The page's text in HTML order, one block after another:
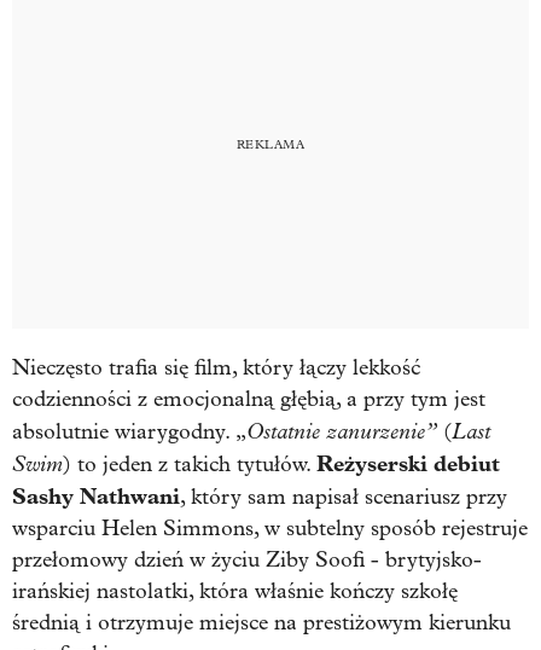
Nieczęsto trafia się film, który łączy lekkość
codzienności z emocjonalną głębią, a przy tym jest
absolutnie wiarygodny. „Ostatnie zanurzenie” (Last
Swim) to jeden z takich tytułów. Reżyserski debiut
Sashy Nathwani, który sam napisał scenariusz przy
wsparciu Helen Simmons, w subtelny sposób rejestruje
przełomowy dzień w życiu Ziby Soofi - brytyjsko-
irańskiej nastolatki, która właśnie kończy szkołę
średnią i otrzymuje miejsce na prestiżowym kierunku